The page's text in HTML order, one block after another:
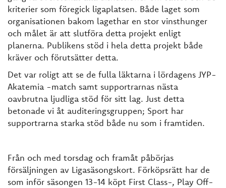
kriterier som föregick ligaplatsen. Både laget som
organisationen bakom lagethar en stor vinsthunger
och målet är att slutföra detta projekt enligt
planerna. Publikens stöd i hela detta projekt både
kräver och förutsätter detta.
Det var roligt att se de fulla läktarna i lördagens JYP-
Akatemia -match samt supportrarnas nästa
oavbrutna ljudliga stöd för sitt lag. Just detta
betonade vi åt auditeringsgruppen; Sport har
supportrarna starka stöd både nu som i framtiden.
Från och med torsdag och framåt påbörjas
försäljningen av Ligasäsongskort. Förköpsrätt har de
som inför säsongen 13-14 köpt First Class-, Play Off-